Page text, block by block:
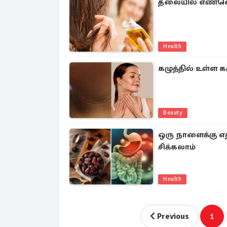
தலையில்
Health
கழுத்தில் உள்ள
Beauty
ஒரு நாளைக்கு
சிக்கலாம்
Health
Previous 1